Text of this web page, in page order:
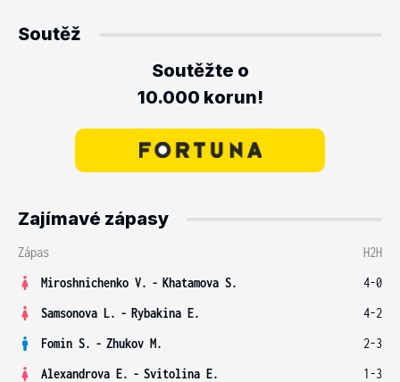
Soutěž
Soutěžte o
10.000 korun!
Zajímavé zápasy
Zápas
H2H
Miroshnichenko V. - Khatamova S.
4-0
Samsonova L. - Rybakina E.
4-2
Fomin S. - Zhukov M.
2-3
Alexandrova E. - Svitolina E.
1-3